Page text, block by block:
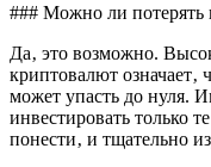
### Можно ли потерять
Да‚ это возможно.
криптовалют
может упасть до нуля.
инвестировать только
понести‚ и тщательно